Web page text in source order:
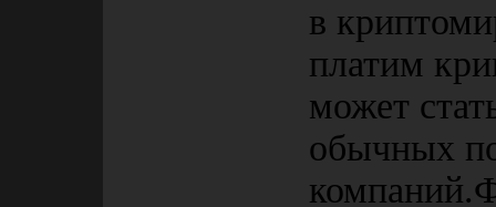
в
платим
может
обычных